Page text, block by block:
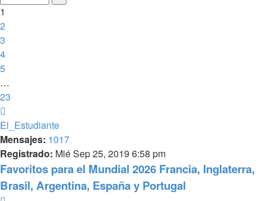
23
1
2
3
4
5
…
23
El_Estudiante
Mensajes: 1017
Registrado: Mié Sep 25, 2019 6:58 pm
Favoritos para el Mundial 2026 Francia, Inglaterra,
Brasil, Argentina, España y Portugal